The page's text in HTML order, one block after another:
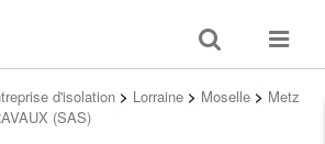
Toggle
search
Toggle
d'isolation > Lorraine > Moselle > Metz
(SAS)